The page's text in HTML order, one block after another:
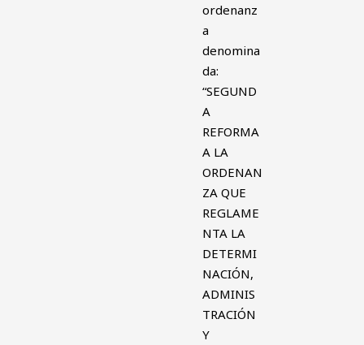
ordenanz
a
denomina
da:
“SEGUND
A
REFORMA
A LA
ORDENAN
ZA QUE
REGLAME
NTA LA
DETERMI
NACIÓN,
ADMINIS
TRACIÓN
Y